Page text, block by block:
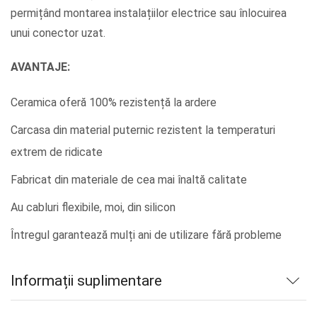
permițând montarea instalațiilor electrice sau înlocuirea
unui conector uzat.
AVANTAJE:
Ceramica oferă 100% rezistență la ardere
Carcasa din material puternic rezistent la temperaturi
extrem de ridicate
Fabricat din materiale de cea mai înaltă calitate
Au cabluri flexibile, moi, din silicon
Întregul garantează mulți ani de utilizare fără probleme
Informații suplimentare